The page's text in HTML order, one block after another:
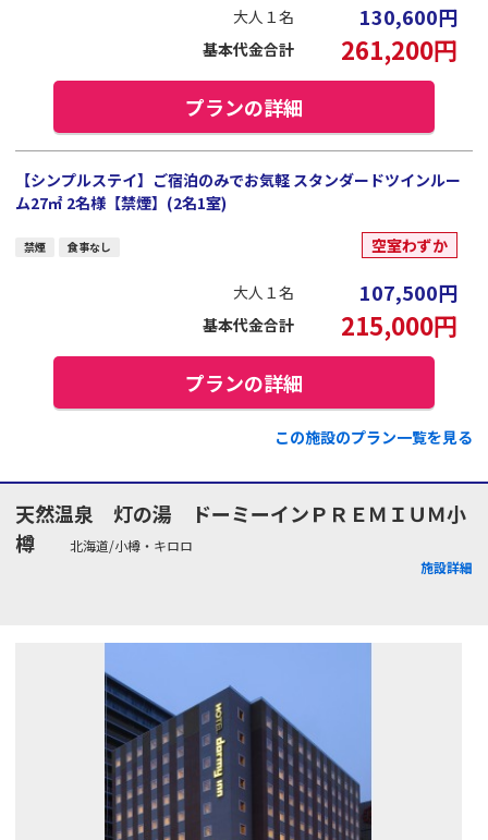
大人１名 130,600円
基本代金合計 261,200円
プランの詳細
【シンプルステイ】ご宿泊のみでお気軽 スタンダードツインルー
ム27㎡ 2名様【禁煙】(2名1室)
禁煙 食事なし 空室わずか
大人１名 107,500円
基本代金合計 215,000円
プランの詳細
この施設のプラン一覧を見る
天然温泉 灯の湯 ドーミーインＰＲＥＭＩＵＭ小
樽
北海道/小樽・キロロ
施設詳細